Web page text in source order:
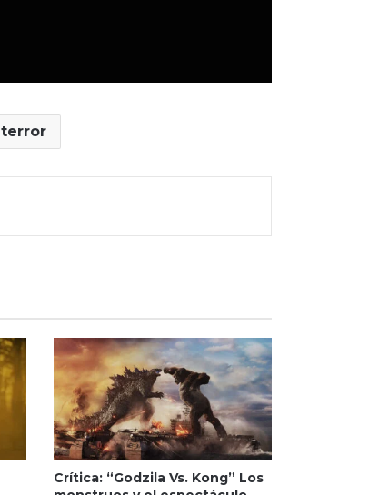
terror
Crítica: “Godzila Vs. Kong” Los